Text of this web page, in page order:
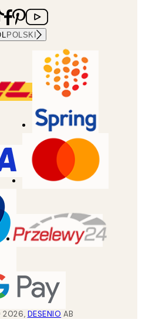
POLSKI
2026, DESENIO AB